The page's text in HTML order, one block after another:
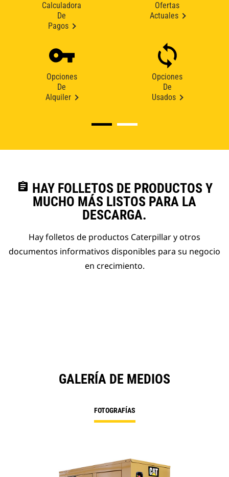
Calculadora
De
Pagos
Ofertas
Actuales
Opciones
De
Alquiler
Opciones
De
Usados
assignment HAY FOLLETOS DE PRODUCTOS Y
MUCHO MÁS LISTOS PARA LA
DESCARGA.
Hay folletos de productos Caterpillar y otros
documentos informativos disponibles para su negocio
en crecimiento.
GALERÍA DE MEDIOS
FOTOGRAFÍAS